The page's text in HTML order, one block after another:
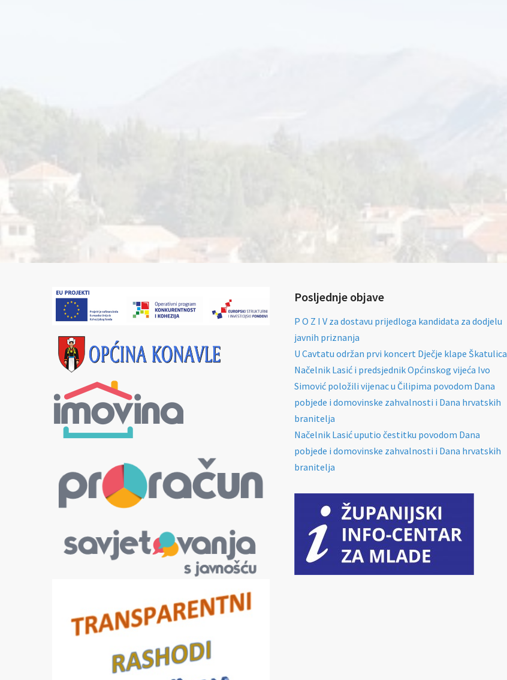
Posljednje objave
P O Z I V za dostavu prijedloga kandidata za dodjelu
javnih priznanja
U Cavtatu održan prvi koncert Dječje klape Škatulica
Načelnik Lasić i predsjednik Općinskog vijeća Ivo
Simović položili vijenac u Čilipima povodom Dana
pobjede i domovinske zahvalnosti i Dana hrvatskih
branitelja
Načelnik Lasić uputio čestitku povodom Dana
pobjede i domovinske zahvalnosti i Dana hrvatskih
branitelja